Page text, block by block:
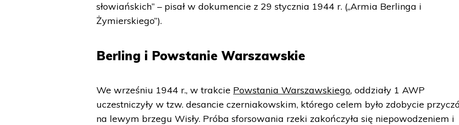
słowiańskich” – pisał w dokumencie z 29 stycznia 1944 r. („Armia Berlinga i
Żymierskiego”).
Berling i Powstanie Warszawskie
We wrześniu 1944 r., w trakcie Powstania Warszawskiego, oddziały 1 AWP
uczestniczyły w tzw. desancie czerniakowskim, którego celem było zdobycie
na lewym brzegu Wisły. Próba sforsowania rzeki zakończyła się niepowodzeniem i